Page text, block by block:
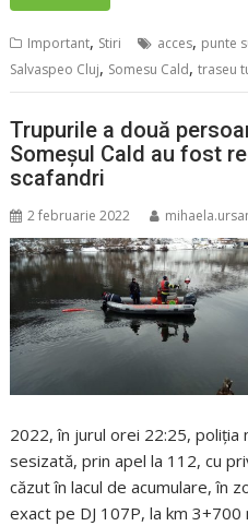
Important, Stiri acces, punte
Salvaspeo Cluj, Somesu Cald,traseu
Trupurile a două
Someșul Cald au fost
scafandri
2 februarie 2022
2022, în jurul orei 22:25, poliția
sesizată, prin apel la 112, cu
căzut în lacul de acumulare, în
exact pe DJ 107P, la km 3+700